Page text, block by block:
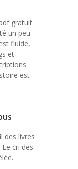
gratuit
un peu
fluide,
et
est
des livres
cri des